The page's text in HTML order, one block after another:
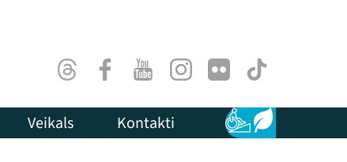
ThreadsFacebookYoutubeInstagram
Flick TikTok
Veikals Kontakti Pieejamība
Ilgtspēja